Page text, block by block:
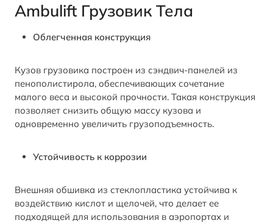
Ambulift ГрузовикТела
Облегченная конструкция
Кузов грузовика построен из сэндвич-панелей из
пенополистирола, обеспечивающих сочетание
малого веса и высокой прочности. Такая конструкция
позволяет снизить общую массу кузова и
одновременно увеличить грузоподъемность.
Устойчивость к коррозии
Внешняя обшивка из стеклопластика устойчива к
воздействию кислот и щелочей, что делает ее
подходящей для использования в аэропортах и